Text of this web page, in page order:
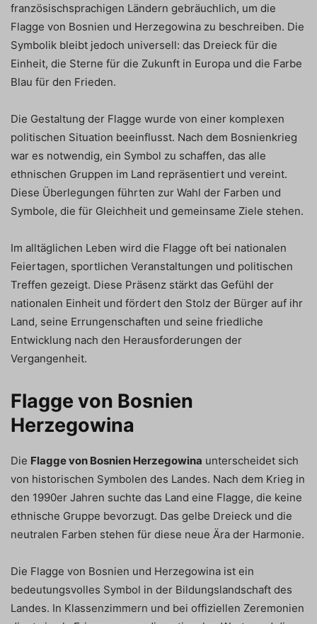
französischsprachigen Ländern gebräuchlich, um die
Flagge von Bosnien und Herzegowina zu beschreiben. Die
Symbolik bleibt jedoch universell: das Dreieck für die
Einheit, die Sterne für die Zukunft in Europa und die Farbe
Blau für den Frieden.
Die Gestaltung der Flagge wurde von einer komplexen
politischen Situation beeinflusst. Nach dem Bosnienkrieg
war es notwendig, ein Symbol zu schaffen, das alle
ethnischen Gruppen im Land repräsentiert und vereint.
Diese Überlegungen führten zur Wahl der Farben und
Symbole, die für Gleichheit und gemeinsame Ziele stehen.
Im alltäglichen Leben wird die Flagge oft bei nationalen
Feiertagen, sportlichen Veranstaltungen und politischen
Treffen gezeigt. Diese Präsenz stärkt das Gefühl der
nationalen Einheit und fördert den Stolz der Bürger auf ihr
Land, seine Errungenschaften und seine friedliche
Entwicklung nach den Herausforderungen der
Vergangenheit.
Flagge von Bosnien
Herzegowina
Die Flagge von Bosnien Herzegowina unterscheidet sich
von historischen Symbolen des Landes. Nach dem Krieg in
den 1990er Jahren suchte das Land eine Flagge, die keine
ethnische Gruppe bevorzugt. Das gelbe Dreieck und die
neutralen Farben stehen für diese neue Ära der Harmonie.
Die Flagge von Bosnien und Herzegowina ist ein
bedeutungsvolles Symbol in der Bildungslandschaft des
Landes. In Klassenzimmern und bei offiziellen Zeremonien